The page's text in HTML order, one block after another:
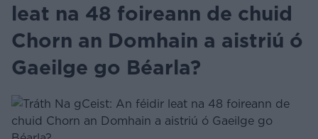
leat na 48 foireann de chuid
Chorn an Domhain a aistriú ó
Gaeilge go Béarla?